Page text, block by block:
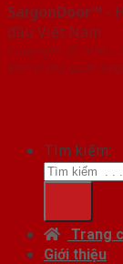
SaigonDoor™ -
đầu Việt Nam
Copyright ⓒ 2016 –
Đơn vị chủ quản
Tìm kiếm:
Trang
Giới thiệu